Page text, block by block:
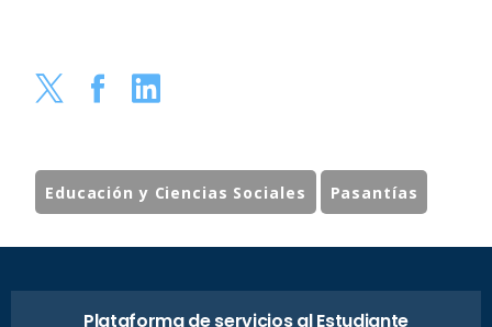
Educación y Ciencias Sociales Pasantías